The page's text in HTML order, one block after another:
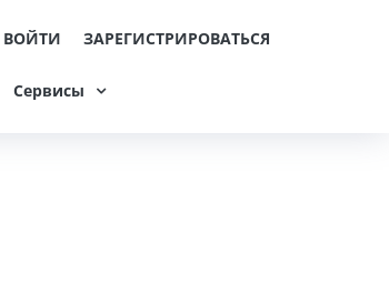
ВОЙТИ ЗАРЕГИСТРИРОВАТЬСЯ
Сервисы